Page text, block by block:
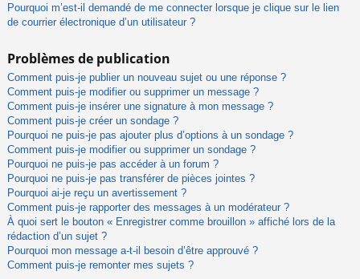
Pourquoi m’est-il demandé de me connecter lorsque je clique sur le lien
de courrier électronique d’un utilisateur ?
Problèmes de publication
Comment puis-je publier un nouveau sujet ou une réponse ?
Comment puis-je modifier ou supprimer un message ?
Comment puis-je insérer une signature à mon message ?
Comment puis-je créer un sondage ?
Pourquoi ne puis-je pas ajouter plus d’options à un sondage ?
Comment puis-je modifier ou supprimer un sondage ?
Pourquoi ne puis-je pas accéder à un forum ?
Pourquoi ne puis-je pas transférer de pièces jointes ?
Pourquoi ai-je reçu un avertissement ?
Comment puis-je rapporter des messages à un modérateur ?
À quoi sert le bouton « Enregistrer comme brouillon » affiché lors de la
rédaction d’un sujet ?
Pourquoi mon message a-t-il besoin d’être approuvé ?
Comment puis-je remonter mes sujets ?